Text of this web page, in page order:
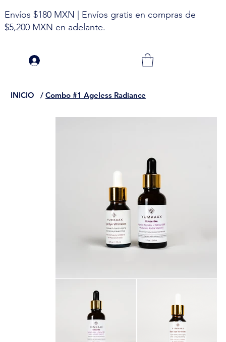
Envíos $180 MXN | Envíos gratis en compras de
$5,200 MXN en adelante.
INICIO / Combo #1 Ageless Radiance